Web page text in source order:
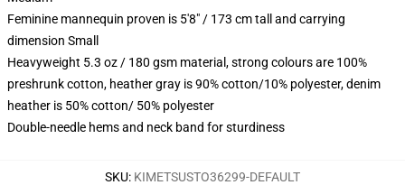
Feminine mannequin proven is 5'8" / 173 cm tall and carrying
dimension Small
Heavyweight 5.3 oz / 180 gsm material, strong colours are 100%
preshrunk cotton, heather gray is 90% cotton/10% polyester, denim
heather is 50% cotton/ 50% polyester
Double-needle hems and neck band for sturdiness
SKU: KIMETSUSTO36299-DEFAULT